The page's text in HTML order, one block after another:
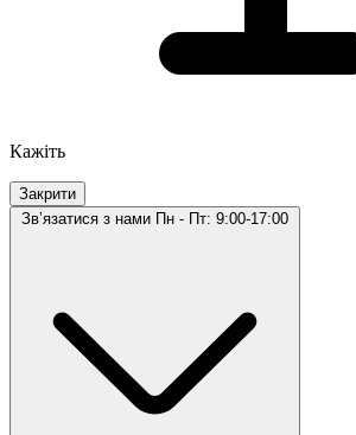
Кажіть
Закрити
Звʼязатися з нами Пн - Пт: 9:00-17:00